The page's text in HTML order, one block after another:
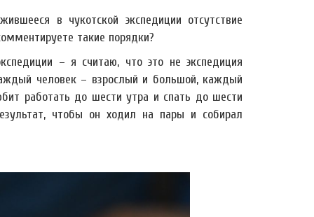
в чукотской экспедиции отсутствие
такие порядки?
– я считаю, что это не экспедиция
человек – взрослый и большой, каждый
работать до шести утра и спать до шести
чтобы он ходил на пары и собирал